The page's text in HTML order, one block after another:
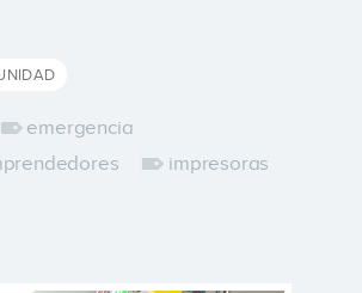
emergencia
impresoras